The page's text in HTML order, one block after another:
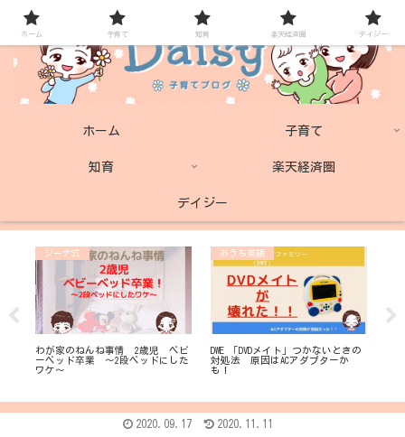
ホーム 子育て
知育 楽天経済圏
デイジー
ジーナ式
わが家のねんね事情 2歳児 ベビ
ーベッド卒業 ～2段ベッドにした
ワケ～
おうち英語
DWE 「DVDメイト」つかないときの
対処法 原因はACアダプターか
も！
2020.09.17 2020.11.11
ホーム 子育て 知育 楽天経済圏 デイジー